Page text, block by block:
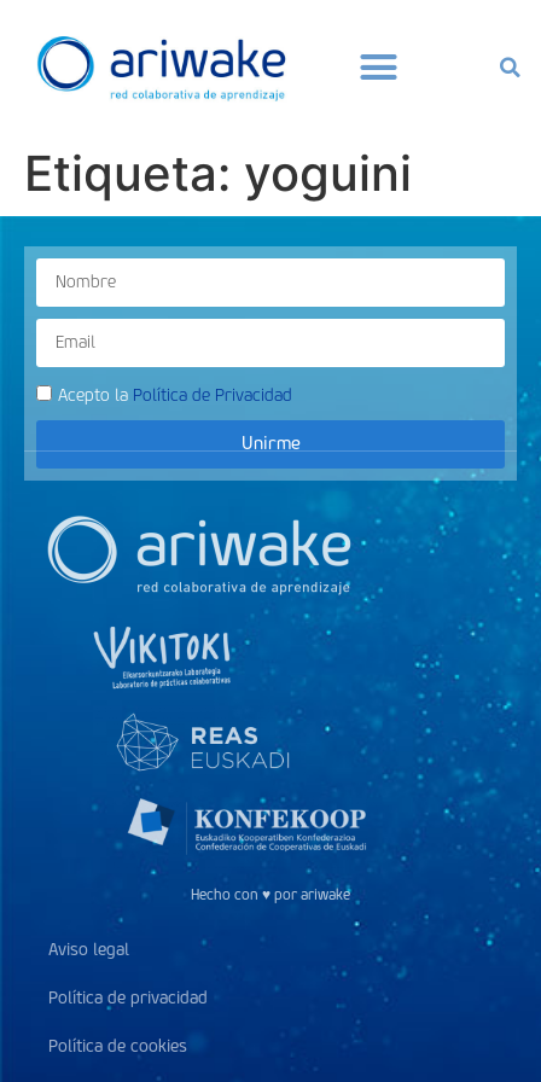
Etiqueta: yoguini
Acepto la Política de Privacidad
Unirme
Hecho con ♥ por ariwake
Aviso legal
Política de privacidad
Política de cookies